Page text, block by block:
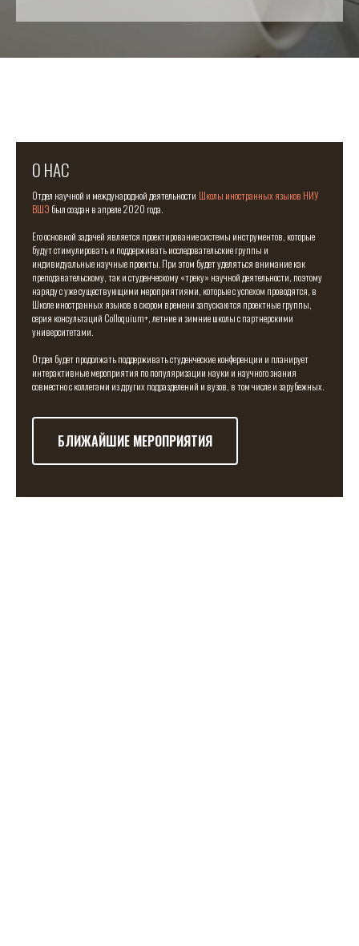
О НАС
Отдел научной и международной деятельности Школы иностранных языков НИУ
ВШЭ был создан в апреле 2020 года.
Его основной задачей является проектирование системы инструментов, которые
будут стимулировать и поддерживать исследовательские группы и
индивидуальные научные проекты. При этом будет уделяться внимание как
преподавательскому, так и студенческому «треку» научной деятельности, поэтому
наряду с уже существующими мероприятиями, которые с успехом проводятся, в
Школе иностранных языков в скором времени запускаются проектные группы,
серия консультаций Colloquium+, летние и зимние школы с партнерскими
университетами.
Отдел будет продолжать поддерживать студенческие конференции и планирует
интерактивные мероприятия по популяризации науки и научного знания
совместно с коллегами из других подразделений и вузов, в том числе и зарубежных.
БЛИЖАЙШИЕ МЕРОПРИЯТИЯ